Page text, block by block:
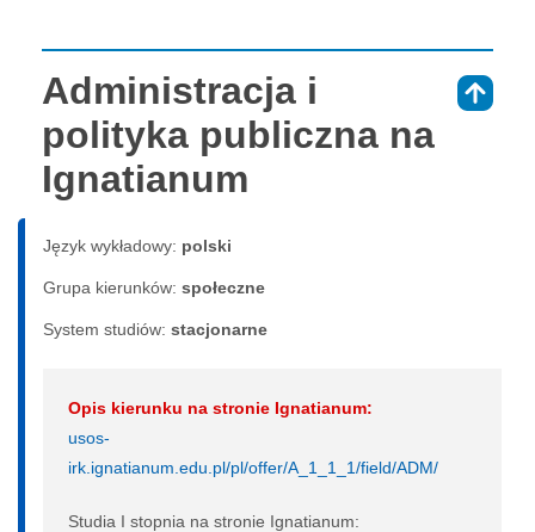
Administracja i
polityka publiczna na
Ignatianum
Język wykładowy: polski
Grupa kierunków: społeczne
System studiów: sta­cjo­nar­ne
Opis kierunku na stronie Ignatianum:
usos-
irk.ignatianum.edu.pl/pl/offer/A_1_1_1/field/ADM/
Studia I stopnia na stronie Ignatianum: